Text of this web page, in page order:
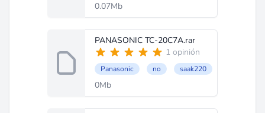
0.07Mb
PANASONIC TC-20C7A.rar
1 opinión
Panasonic no saak220
0Mb